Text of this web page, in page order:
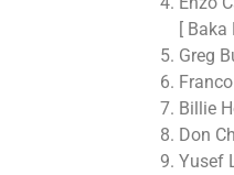
[
Greg
Billie
Don
Yusef